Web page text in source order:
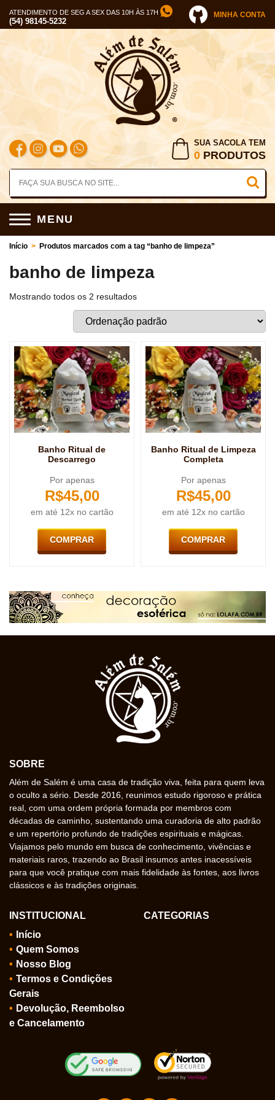
ATENDIMENTO DE SEG A SEX DAS 10H ÀS 17H
(54) 98145-5232
MINHA CONTA
SUA SACOLA TEM
0 PRODUTOS
MENU
Início > Produtos marcados com a tag “banho de limpeza”
banho de limpeza
Mostrando todos os 2 resultados
Banho Ritual de
Descarrego
Por apenas
R$45,00
em até 12x no cartão
COMPRAR
Banho Ritual de Limpeza
Completa
Por apenas
R$45,00
em até 12x no cartão
COMPRAR
SOBRE
Além de Salém é uma casa de tradição viva, feita para quem leva
o oculto a sério. Desde 2016, reunimos estudo rigoroso e prática
real, com uma ordem própria formada por membros com
décadas de caminho, sustentando uma curadoria de alto padrão
e um repertório profundo de tradições espirituais e mágicas.
Viajamos pelo mundo em busca de conhecimento, vivências e
materiais raros, trazendo ao Brasil insumos antes inacessíveis
para que você pratique com mais fidelidade às fontes, aos livros
clássicos e às tradições originais.
INSTITUCIONAL
Início
Quem Somos
Nosso Blog
Termos e Condições
Gerais
Devolução, Reembolso
e Cancelamento
CATEGORIAS